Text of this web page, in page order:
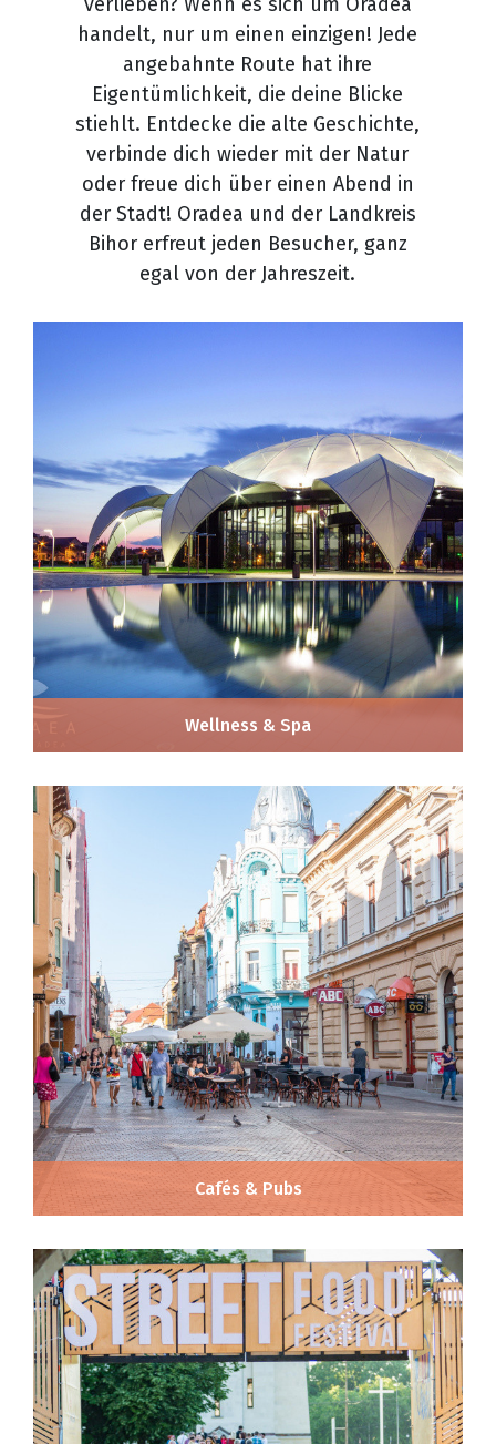
handelt, nur um einen einzigen! Jede
angebahnte Route hat ihre
Eigentümlichkeit, die deine Blicke
stiehlt. Entdecke die alte Geschichte,
verbinde dich wieder mit der Natur
oder freue dich über einen Abend in
der Stadt! Oradea und der Landkreis
Bihor erfreut jeden Besucher, ganz
egal von der Jahreszeit.
Wellness & Spa
Cafés & Pubs